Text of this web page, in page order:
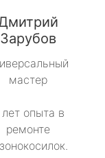
Зарубов
мастер
опыта в
ремонте